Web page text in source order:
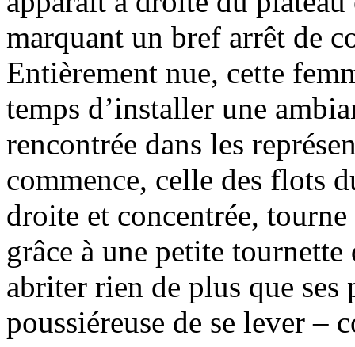
marquant un bref arrêt de
Entièrement nue, cette
temps d’installer une
rencontrée dans les
commence, celle des flots
droite et concentrée,
grâce à une petite
abriter rien de plus que ses
poussiéreuse de se lever –